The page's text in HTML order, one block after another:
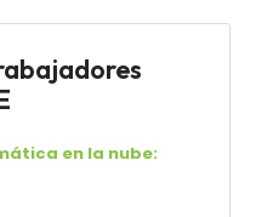
en la nube: